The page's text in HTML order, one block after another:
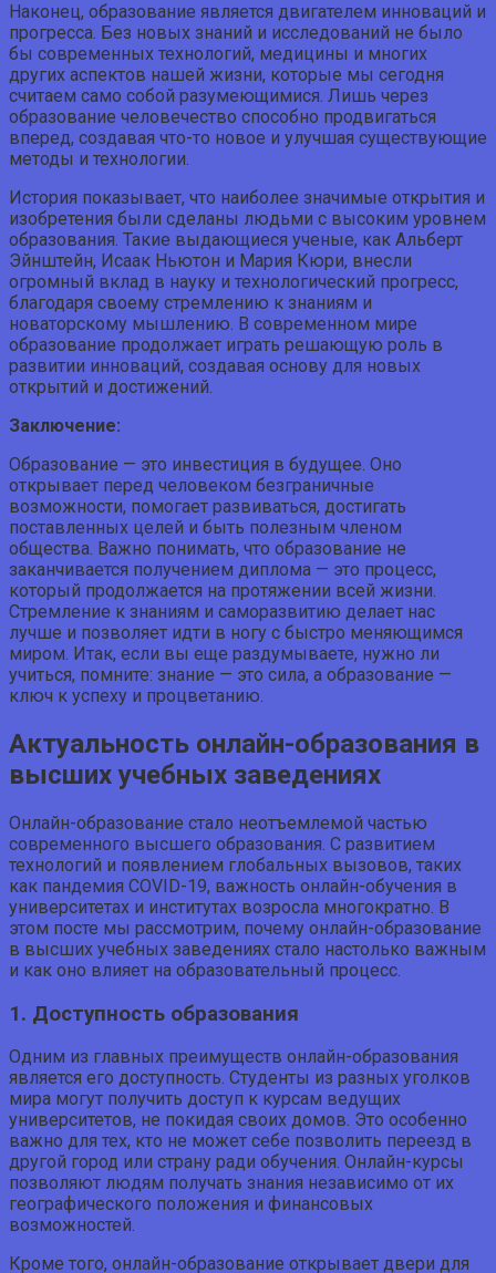
Наконец, образование является двигателем инноваций и
прогресса. Без новых знаний и исследований не было
бы современных технологий, медицины и многих
других аспектов нашей жизни, которые мы сегодня
считаем само собой разумеющимися. Лишь через
образование человечество способно продвигаться
вперед, создавая что-то новое и улучшая существующие
методы и технологии.
История показывает, что наиболее значимые открытия и
изобретения были сделаны людьми с высоким уровнем
образования. Такие выдающиеся ученые, как Альберт
Эйнштейн, Исаак Ньютон и Мария Кюри, внесли
огромный вклад в науку и технологический прогресс,
благодаря своему стремлению к знаниям и
новаторскому мышлению. В современном мире
образование продолжает играть решающую роль в
развитии инноваций, создавая основу для новых
открытий и достижений.
Заключение:
Образование — это инвестиция в будущее. Оно
открывает перед человеком безграничные
возможности, помогает развиваться, достигать
поставленных целей и быть полезным членом
общества. Важно понимать, что образование не
заканчивается получением диплома — это процесс,
который продолжается на протяжении всей жизни.
Стремление к знаниям и саморазвитию делает нас
лучше и позволяет идти в ногу с быстро меняющимся
миром. Итак, если вы еще раздумываете, нужно ли
учиться, помните: знание — это сила, а образование —
ключ к успеху и процветанию.
Актуальность онлайн-образования в
высших учебных заведениях
Онлайн-образование стало неотъемлемой частью
современного высшего образования. С развитием
технологий и появлением глобальных вызовов, таких
как пандемия COVID-19, важность онлайн-обучения в
университетах и институтах возросла многократно. В
этом посте мы рассмотрим, почему онлайн-образование
в высших учебных заведениях стало настолько важным
и как оно влияет на образовательный процесс.
1. Доступность образования
Одним из главных преимуществ онлайн-образования
является его доступность. Студенты из разных уголков
мира могут получить доступ к курсам ведущих
университетов, не покидая своих домов. Это особенно
важно для тех, кто не может себе позволить переезд в
другой город или страну ради обучения. Онлайн-курсы
позволяют людям получать знания независимо от их
географического положения и финансовых
возможностей.
Кроме того, онлайн-образование открывает двери для